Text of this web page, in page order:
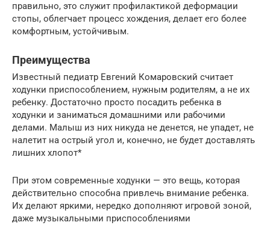
правильно, это служит профилактикой деформации
стопы, облегчает процесс хождения, делает его более
комфортным, устойчивым.
Преимущества
Известный педиатр Евгений Комаровский считает
ходунки приспособлением, нужным родителям, а не их
ребенку. Достаточно просто посадить ребенка в
ходунки и заниматься домашними или рабочими
делами. Малыш из них никуда не денется, не упадет, не
налетит на острый угол и, конечно, не будет доставлять
лишних хлопот*
При этом современные ходунки — это вещь, которая
действительно способна привлечь внимание ребенка.
Их делают яркими, нередко дополняют игровой зоной,
даже музыкальными приспособлениями